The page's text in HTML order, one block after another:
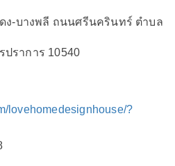
ง-บางพลี ถนนศรีนครินทร์ ตำบล
ปราการ 10540
lovehomedesignhouse/?